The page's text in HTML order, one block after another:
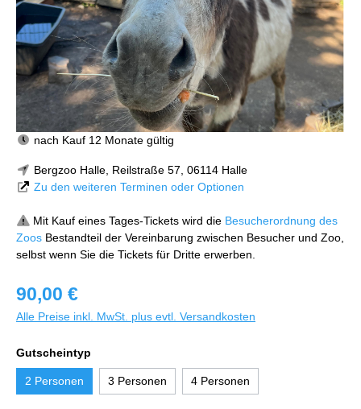
nach Kauf 12 Monate gültig
Bergzoo Halle, Reilstraße 57, 06114 Halle
Zu den weiteren Terminen oder Optionen
Mit Kauf eines Tages-Tickets wird die Besucherordnung des
Zoos Bestandteil der Vereinbarung zwischen Besucher und Zoo,
selbst wenn Sie die Tickets für Dritte erwerben.
90,00 €
Alle Preise inkl. MwSt. plus evtl. Versandkosten
Gutscheintyp
2 Personen 3 Personen 4 Personen